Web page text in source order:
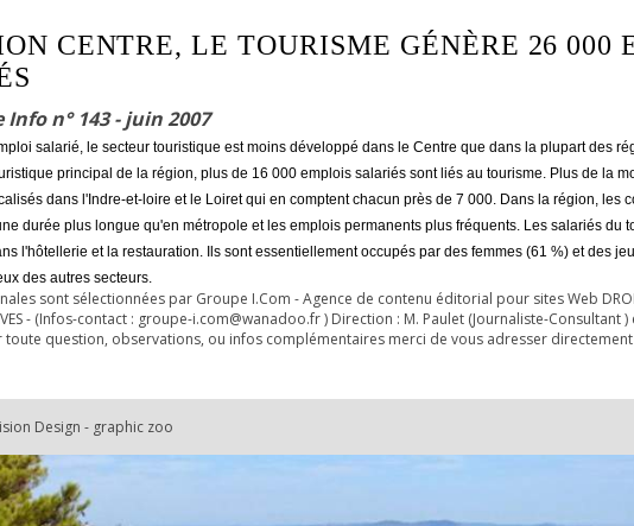
CENTRE, LE TOURISME GÉNÈRE 26 000
Info n° 143 - juin 2007
salarié, le secteur touristique est moins développé dans le Centre que dans la plupart des
principal de la région, plus de 16 000 emplois salariés sont liés au tourisme. Plus de la
dans l'Indre-et-loire et le Loiret qui en comptent chacun près de 7 000. Dans la région, les
durée plus longue qu'en métropole et les emplois permanents plus fréquents. Les salariés du
l'hôtellerie et la restauration. Ils sont essentiellement occupés par des femmes (61 %) et des
des autres secteurs.
sont sélectionnées par Groupe I.Com - Agence de contenu éditorial pour sites Web
- (Infos-contact : groupe-i.com@wanadoo.fr ) Direction : M. Paulet (Journaliste-Consultant
toute question, observations, ou infos complémentaires merci de vous adresser
Design - graphic zoo